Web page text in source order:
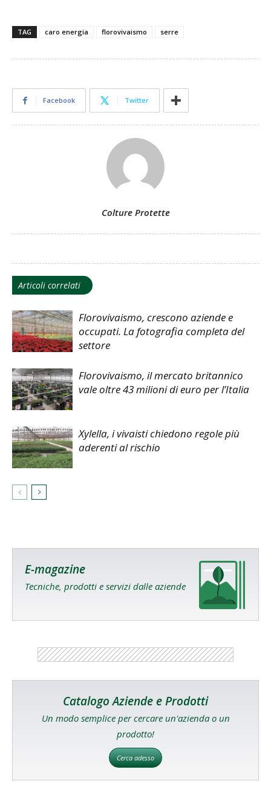
TAG caro energia florovivaismo serre
Facebook Twitter
Colture Protette
Articoli correlati
Florovivaismo, crescono aziende e
occupati. La fotografia completa del
settore
Florovivaismo, il mercato britannico
vale oltre 43 milioni di euro per l’Italia
Xylella, i vivaisti chiedono regole più
aderenti al rischio
E-magazine
Tecniche, prodotti e servizi dalle aziende
Catalogo Aziende e Prodotti
Un modo semplice per cercare un'azienda o un
prodotto!
Cerca adesso